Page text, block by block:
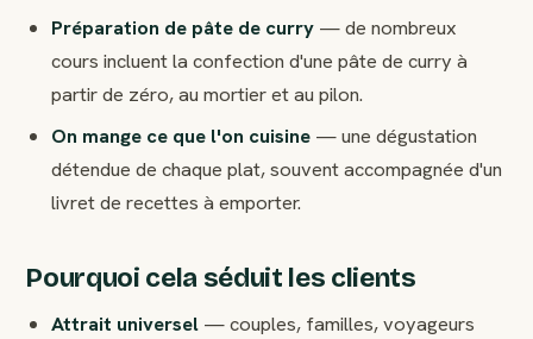
Préparation de pâte de curry— de nombreux
cours incluent la confection d'une pâte de curry à
partir de zéro, au mortier et au pilon.
On mange ce que l'on cuisine— une dégustation
détendue de chaque plat, souvent accompagnée d'un
livret de recettes à emporter.
Pourquoi cela séduit les clients
Attrait universel— couples, familles, voyageurs